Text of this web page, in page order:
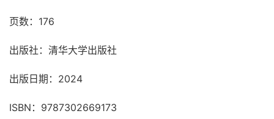
页数：176
出版社：清华大学出版社
出版日期：2024
ISBN：9787302669173